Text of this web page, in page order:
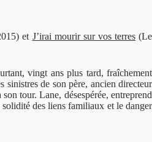
et J’irai mourir sur vos terres(Le
vingt ans plus tard, fraîchement
de son père, ancien directeur
tour. Lane, désespérée, entreprend
des liens familiaux et le danger